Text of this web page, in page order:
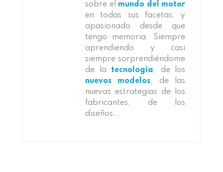
sobre el mundo del motor
en todas sus facetas, y
apasionado desde que
tengo memoria. Siempre
aprendiendo y casi
siempre sorprendiéndome
de la tecnología, de los
nuevos modelos, de las
nuevas estrategias de los
fabricantes, de los
diseños...